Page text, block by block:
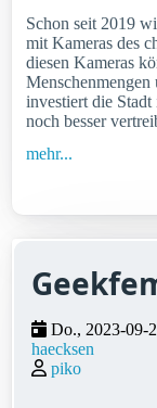
Schon seit 2019
mit Kameras des
diesen Kameras
investiert die Stadt
noch besser
mehr...
Do., 2023-09-
haecksen
piko